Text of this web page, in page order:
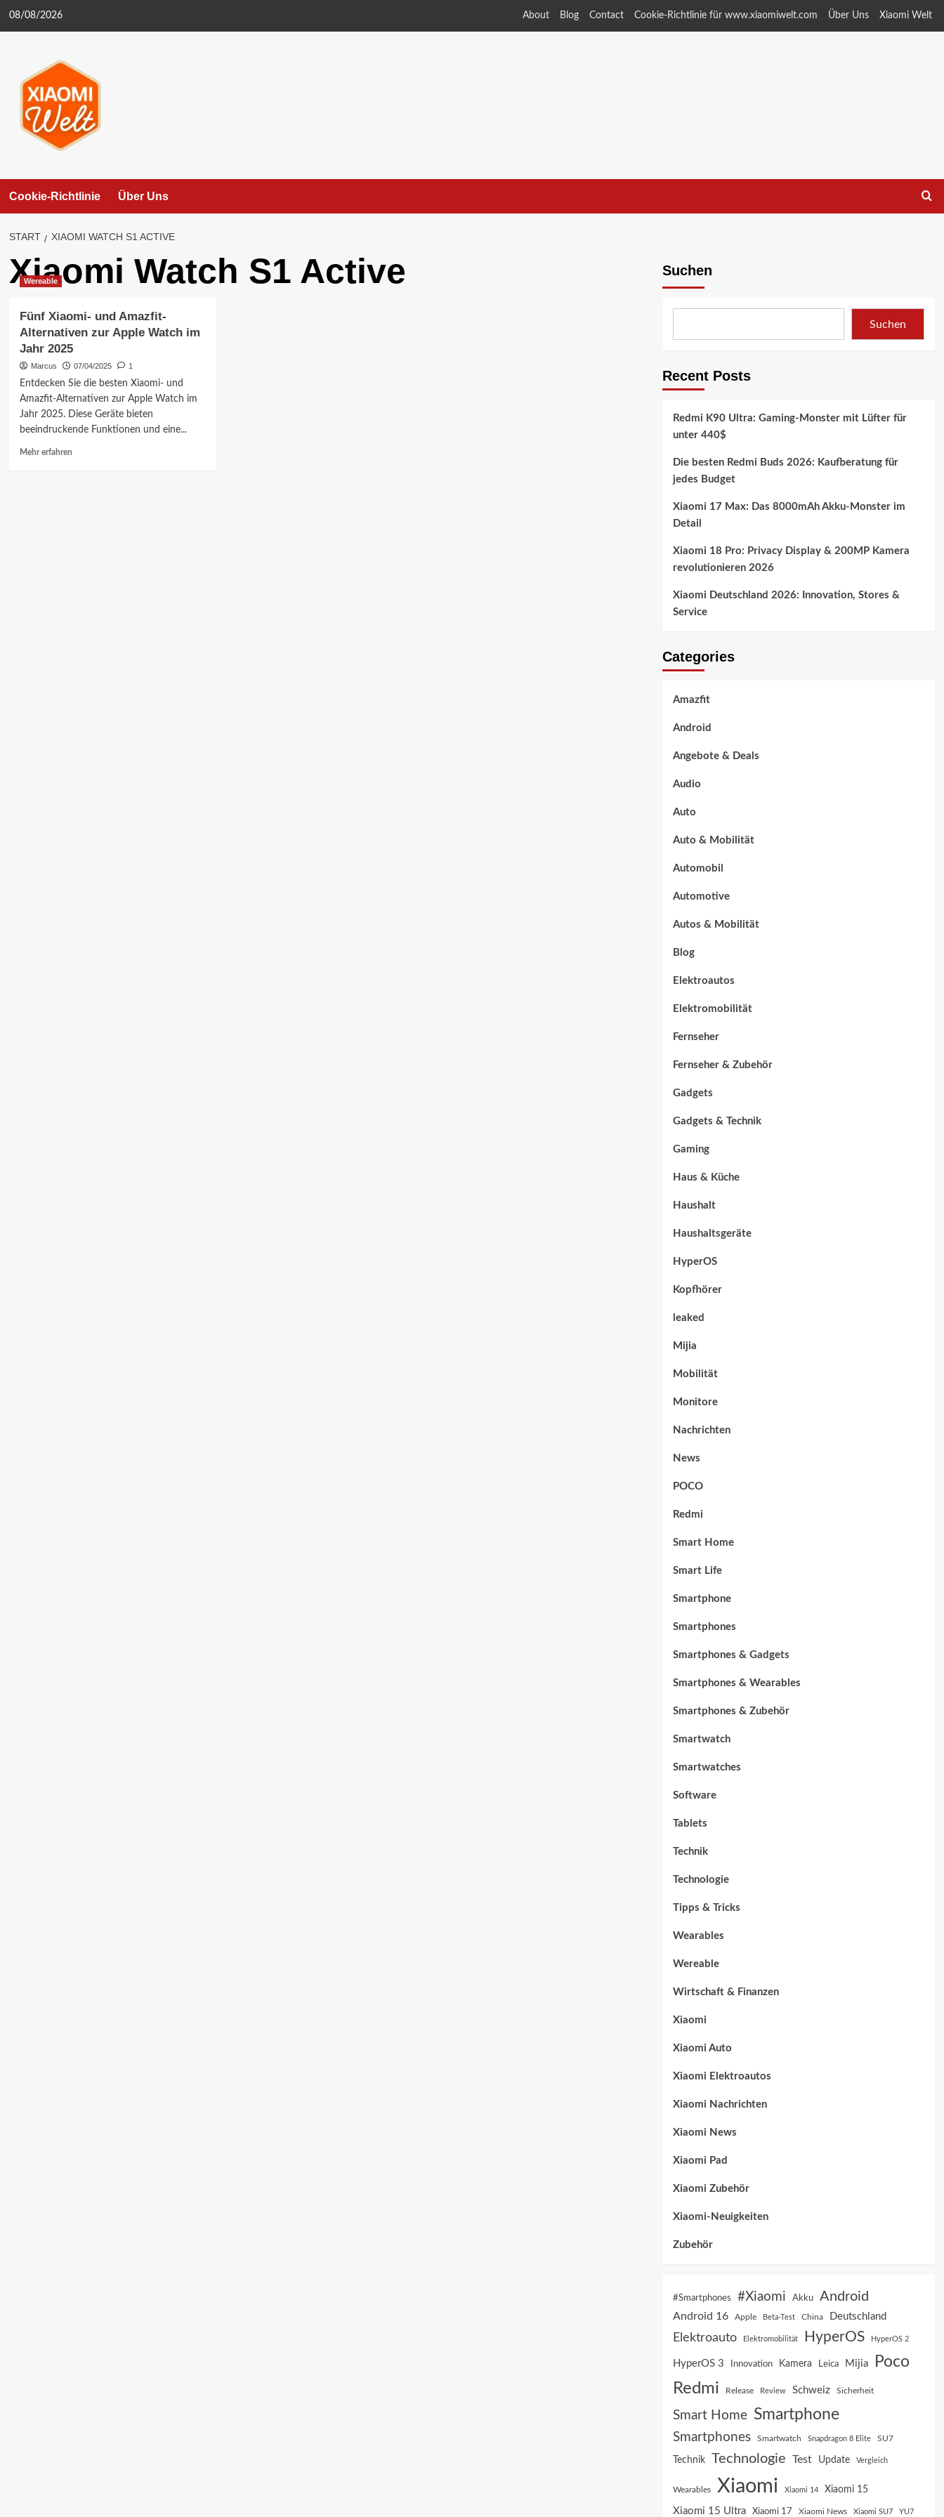
08/08/2026 About Blog Contact Cookie-Richtlinie für www.xiaomiwelt.com Über Uns Xiaomi Welt
Cookie-Richtlinie Über Uns
START XIAOMI WATCH S1 ACTIVE
Xiaomi Watch S1 Active
Wereable
Fünf Xiaomi- und Amazfit-
Alternativen zur Apple Watch im
Jahr 2025
Marcus 07/04/2025 1
Entdecken Sie die besten Xiaomi- und
Amazfit-Alternativen zur Apple Watch im
Jahr 2025. Diese Geräte bieten
beeindruckende Funktionen und eine...
Mehr erfahrenMehr
Suchen
Suchen
Recent Posts
Redmi K90 Ultra: Gaming-Monster mit Lüfter für
unter 440$
Die besten Redmi Buds 2026: Kaufberatung für
jedes Budget
Xiaomi 17 Max: Das 8000mAh Akku-Monster im
Detail
Xiaomi 18 Pro: Privacy Display & 200MP Kamera
revolutionieren 2026
Xiaomi Deutschland 2026: Innovation, Stores &
Service
Categories
Amazfit
Android
Angebote & Deals
Audio
Auto
Auto & Mobilität
Automobil
Automotive
Autos & Mobilität
Blog
Elektroautos
Elektromobilität
Fernseher
Fernseher & Zubehör
Gadgets
Gadgets & Technik
Gaming
Haus & Küche
Haushalt
Haushaltsgeräte
HyperOS
Kopfhörer
leaked
Mijia
Mobilität
Monitore
Nachrichten
News
POCO
Redmi
Smart Home
Smart Life
Smartphone
Smartphones
Smartphones & Gadgets
Smartphones & Wearables
Smartphones & Zubehör
Smartwatch
Smartwatches
Software
Tablets
Technik
Technologie
Tipps & Tricks
Wearables
Wereable
Wirtschaft & Finanzen
Xiaomi
Xiaomi Auto
Xiaomi Elektroautos
Xiaomi Nachrichten
Xiaomi News
Xiaomi Pad
Xiaomi Zubehör
Xiaomi-Neuigkeiten
Zubehör
#Smartphones #Xiaomi Akku Android
Android 16 Apple Beta-Test China Deutschland
Elektroauto Elektromobilität HyperOS HyperOS 2
HyperOS 3 Innovation Kamera Leica Mijia
Poco
Redmi
Release Review Schweiz Sicherheit
Smart Home Smartphone
Smartphones Smartwatch Snapdragon 8 Elite SU7
Technik Technologie Test Update Vergleich
Wearables Xiaomi Xiaomi 14 Xiaomi 15
Xiaomi 15 Ultra Xiaomi 17 Xiaomi News Xiaomi SU7 YU7